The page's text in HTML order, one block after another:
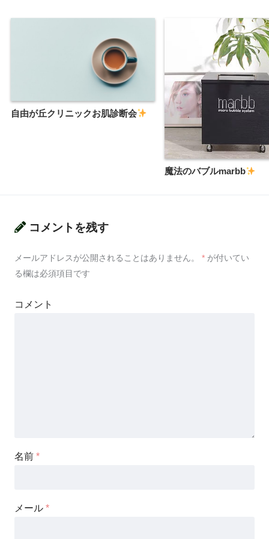
自由が丘クリニックお肌診断会
魔法のバブルmarbb
コメントを残す
メールアドレスが公開されることはありません。 * が付いてい
る欄は必須項目です
コメント
名前 *
メール *